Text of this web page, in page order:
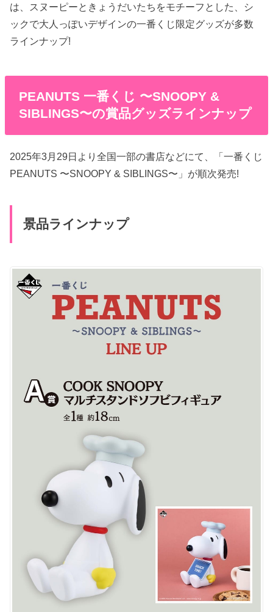
は、スヌーピーときょうだいたちをモチーフとした、シ
ックで大人っぽいデザインの一番くじ限定グッズが多数
ラインナップ!
PEANUTS 一番くじ 〜SNOOPY &
SIBLINGS〜の賞品グッズラインナップ
2025年3月29日より全国一部の書店などにて、「一番くじ
PEANUTS 〜SNOOPY & SIBLINGS〜」が順次発売!
景品ラインナップ